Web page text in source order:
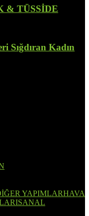
& TÜSSİDE
Sığdıran Kadın
YAPIMLARHAVA
SANAL